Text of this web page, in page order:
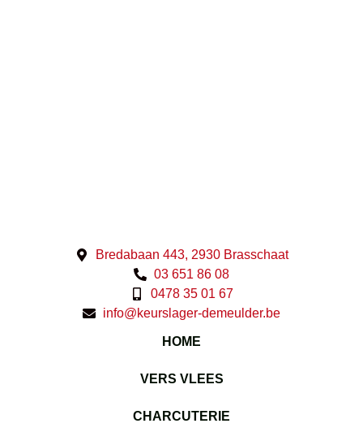
Bredabaan 443, 2930 Brasschaat
03 651 86 08
0478 35 01 67
info@keurslager-demeulder.be
HOME
VERS VLEES
CHARCUTERIE